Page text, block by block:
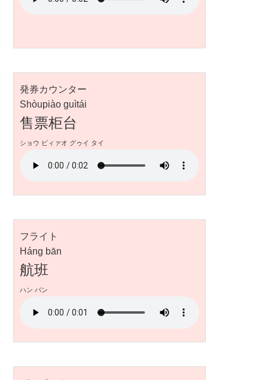
発券カウンター
Shòupiào guìtái
售票柜台
ショウ ピィァオ グゥイ タイ
フライト
Háng bān
航班
ハン バン